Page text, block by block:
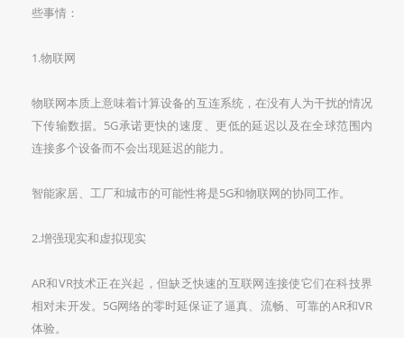
些事情：
1.物联网
物联网本质上意味着计算设备的互连系统，在没有人为干扰的情况
下传输数据。5G承诺更快的速度、更低的延迟以及在全球范围内
连接多个设备而不会出现延迟的能力。
智能家居、工厂和城市的可能性将是5G和物联网的协同工作。
2.增强现实和虚拟现实
AR和VR技术正在兴起，但缺乏快速的互联网连接使它们在科技界
相对未开发。5G网络的零时延保证了逼真、流畅、可靠的AR和VR
体验。